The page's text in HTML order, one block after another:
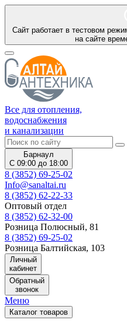
Сайт работает в тестовом
на сайте
Все для отопления,
водоснабжения
и канализации
Барнаул
С 09:00 до 18:00
8 (3852) 69-25-02
Info@sanaltai.ru
8 (3852) 62-22-33
Оптовый отдел
8 (3852) 62-32-00
Розница Полюсный, 81
8 (3852) 69-25-02
Розница Балтийская, 103
Личный
кабинет
Обратный
звонок
Меню
Каталог товаров